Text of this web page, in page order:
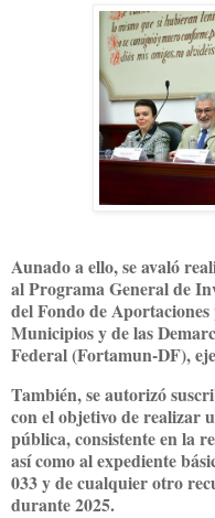
Aunado a ello, se avaló
al Programa General de
del Fondo de
Municipios y de las
Federal (Fortamun-DF),
También, se autorizó
con el objetivo de realizar
pública, consistente en la
así como al expediente
033 y de cualquier otro
durante 2025.